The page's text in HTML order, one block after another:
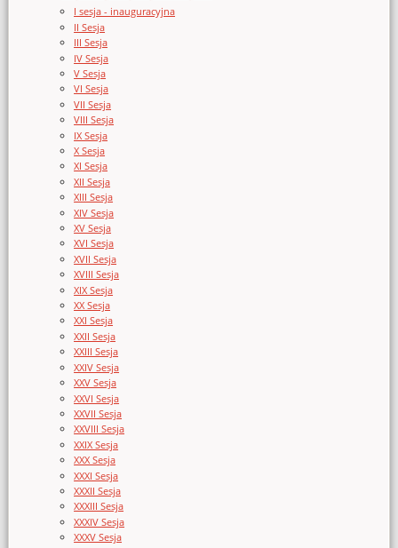
I sesja - inauguracyjna
II Sesja
III Sesja
IV Sesja
V Sesja
VI Sesja
VII Sesja
VIII Sesja
IX Sesja
X Sesja
XI Sesja
XII Sesja
XIII Sesja
XIV Sesja
XV Sesja
XVI Sesja
XVII Sesja
XVIII Sesja
XIX Sesja
XX Sesja
XXI Sesja
XXII Sesja
XXIII Sesja
XXIV Sesja
XXV Sesja
XXVI Sesja
XXVII Sesja
XXVIII Sesja
XXIX Sesja
XXX Sesja
XXXI Sesja
XXXII Sesja
XXXIII Sesja
XXXIV Sesja
XXXV Sesja